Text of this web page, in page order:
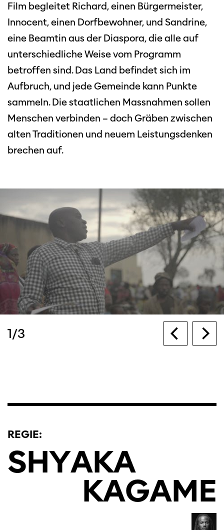
Film begleitet Richard, einen Bürgermeister,
Innocent, einen Dorfbewohner, und Sandrine,
eine Beamtin aus der Diaspora, die alle auf
unterschiedliche Weise vom Programm
betroffen sind. Das Land befindet sich im
Aufbruch, und jede Gemeinde kann Punkte
sammeln. Die staatlichen Massnahmen sollen
Menschen verbinden – doch Gräben zwischen
alten Traditionen und neuem Leistungsdenken
brechen auf.
1/3
REGIE:
SHYAKA
KAGAME